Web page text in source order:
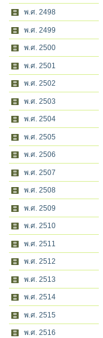
พ.ศ. 2498
พ.ศ. 2499
พ.ศ. 2500
พ.ศ. 2501
พ.ศ. 2502
พ.ศ. 2503
พ.ศ. 2504
พ.ศ. 2505
พ.ศ. 2506
พ.ศ. 2507
พ.ศ. 2508
พ.ศ. 2509
พ.ศ. 2510
พ.ศ. 2511
พ.ศ. 2512
พ.ศ. 2513
พ.ศ. 2514
พ.ศ. 2515
พ.ศ. 2516